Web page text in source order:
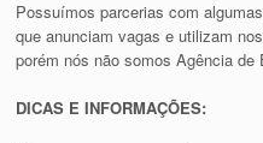
Possuímos parcerias com
que anunciam vagas e utilizam
porém nós não somos Agência de
DICAS E INFORMAÇÕES: